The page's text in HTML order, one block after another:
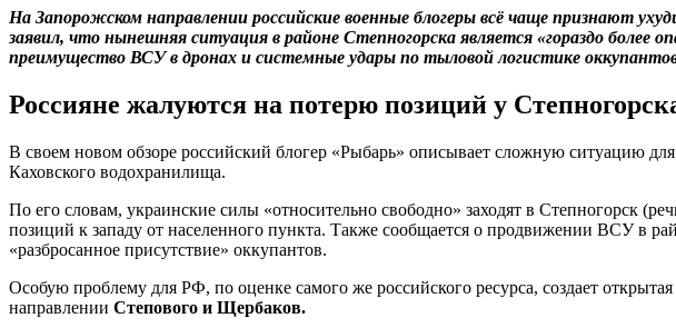
На Запорожском направлении российские военные блогеры всё чаще признают
заявил, что нынешняя ситуация в районе Степногорска является «гораздо более
преимущество ВСУ в дронах и системные удары по тыловой логистике
Россияне жалуются на потерю позиций у
В своем новом обзоре российский блогер «Рыбарь» описывает сложную ситуацию
Каховского водохранилища.
По его словам, украинские силы «относительно свободно» заходят в Степногорск
позиций к западу от населенного пункта. Также сообщается о продвижении ВСУ в
«разбросанное присутствие» оккупантов.
Особую проблему для РФ, по оценке самого же российского ресурса, создает
направлении Степового и Щербаков.